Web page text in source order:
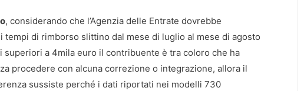
, considerando che l’Agenzia delle Entrate dovrebbe
di rimborso slittino dal mese di luglio al mese di agosto
superiori a 4mila euro il contribuente è tra coloro che ha
procedere con alcuna correzione o integrazione, allora il
sussiste perché i dati riportati nei modelli 730